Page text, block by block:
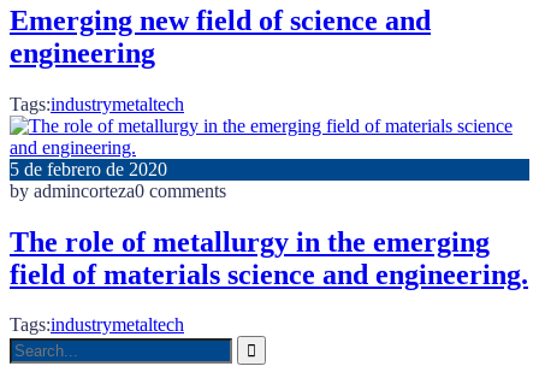
Emerging new field of science and
engineering
Tags:industrymetaltech
5 de febrero de 2020
by admincorteza0 comments
The role of metallurgy in the emerging
field of materials science and engineering.
Tags:industrymetaltech